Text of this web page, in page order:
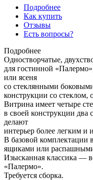
Подробнее
Как купить
Отзывы
Есть вопросы?
Подробнее
Одностворчатые,
для гостинной
или ясеня
со стеклянными
конструкции со стеклом,
Витрина имеет четыре
в своей конструкции два
делают
интерьер более легким и
В базовой
ящиками или
Изысканная классика —
«Палермо».
Требуется сборка.